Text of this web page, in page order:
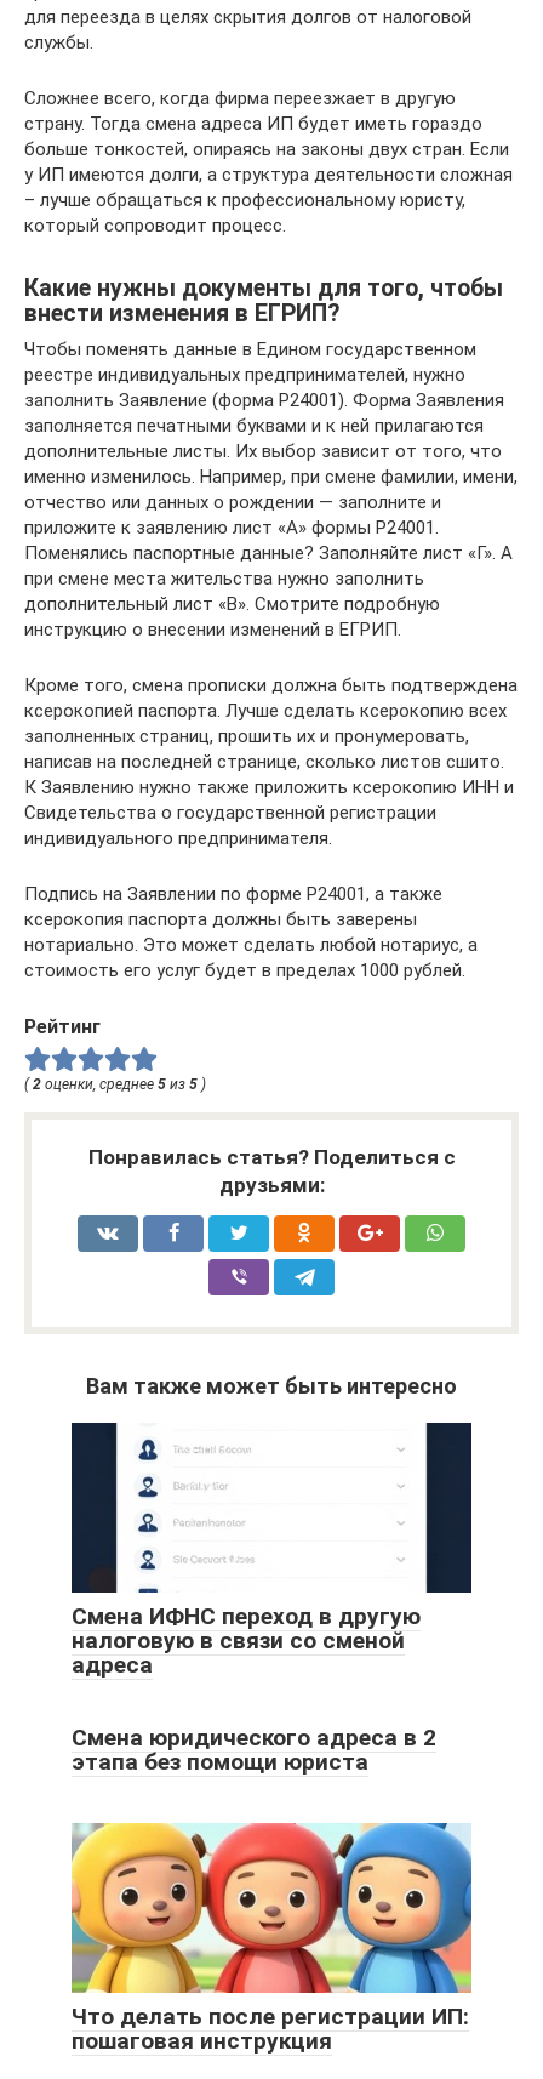
для переезда в целях скрытия долгов от налоговой
службы.
Сложнее всего, когда фирма переезжает в другую
страну. Тогда смена адреса ИП будет иметь гораздо
больше тонкостей, опираясь на законы двух стран. Если
у ИП имеются долги, а структура деятельности сложная
– лучше обращаться к профессиональному юристу,
который сопроводит процесс.
Какие нужны документы для того, чтобы
внести изменения в ЕГРИП?
Чтобы поменять данные в Едином государственном
реестре индивидуальных предпринимателей, нужно
заполнить Заявление (форма P24001). Форма Заявления
заполняется печатными буквами и к ней прилагаются
дополнительные листы. Их выбор зависит от того, что
именно изменилось. Например, при смене фамилии, имени,
отчество или данных о рождении — заполните и
приложите к заявлению лист «А» формы P24001.
Поменялись паспортные данные? Заполняйте лист «Г». А
при смене места жительства нужно заполнить
дополнительный лист «В». Смотрите подробную
инструкцию о внесении изменений в ЕГРИП.
Кроме того, смена прописки должна быть подтверждена
ксерокопией паспорта. Лучше сделать ксерокопию всех
заполненных страниц, прошить их и пронумеровать,
написав на последней странице, сколько листов сшито.
К Заявлению нужно также приложить ксерокопию ИНН и
Свидетельства о государственной регистрации
индивидуального предпринимателя.
Подпись на Заявлении по форме P24001, а также
ксерокопия паспорта должны быть заверены
нотариально. Это может сделать любой нотариус, а
стоимость его услуг будет в пределах 1000 рублей.
Рейтинг
( 2 оценки, среднее 5 из 5 )
Понравилась статья? Поделиться с
друзьями:
Вам также может быть интересно
Смена ИФНС переход в другую
налоговую в связи со сменой
адреса
Смена юридического адреса в 2
этапа без помощи юриста
Что делать после регистрации ИП:
пошаговая инструкция